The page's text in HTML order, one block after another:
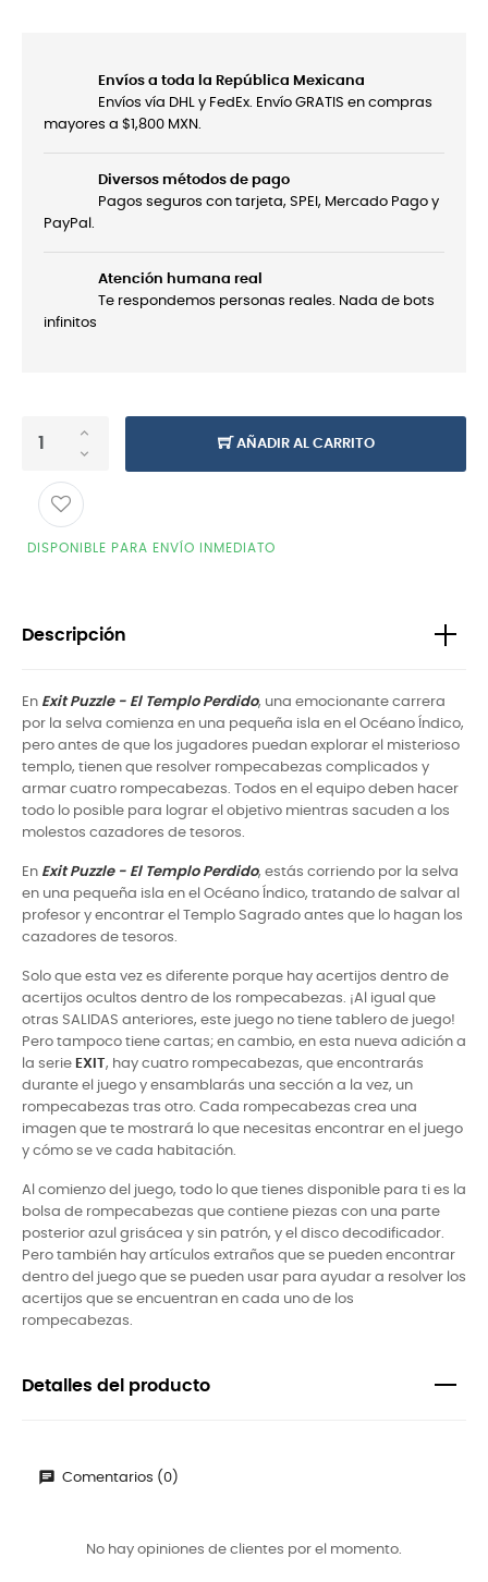
Envíos a toda la República Mexicana
Envíos vía DHL y FedEx. Envío GRATIS en compras
mayores a $1,800 MXN.
Diversos métodos de pago
Pagos seguros con tarjeta, SPEI, Mercado Pago y
PayPal.
Atención humana real
Te respondemos personas reales. Nada de bots
infinitos
AÑADIR AL CARRITO
DISPONIBLE PARA ENVÍO INMEDIATO
Descripción
En Exit Puzzle - El Templo Perdido, una emocionante carrera
por la selva comienza en una pequeña isla en el Océano Índico,
pero antes de que los jugadores puedan explorar el misterioso
templo, tienen que resolver rompecabezas complicados y
armar cuatro rompecabezas. Todos en el equipo deben hacer
todo lo posible para lograr el objetivo mientras sacuden a los
molestos cazadores de tesoros.
En Exit Puzzle - El Templo Perdido, estás corriendo por la selva
en una pequeña isla en el Océano Índico, tratando de salvar al
profesor y encontrar el Templo Sagrado antes que lo hagan los
cazadores de tesoros.
Solo que esta vez es diferente porque hay acertijos dentro de
acertijos ocultos dentro de los rompecabezas. ¡Al igual que
otras SALIDAS anteriores, este juego no tiene tablero de juego!
Pero tampoco tiene cartas; en cambio, en esta nueva adición a
la serie EXIT, hay cuatro rompecabezas, que encontrarás
durante el juego y ensamblarás una sección a la vez, un
rompecabezas tras otro. Cada rompecabezas crea una
imagen que te mostrará lo que necesitas encontrar en el juego
y cómo se ve cada habitación.
Al comienzo del juego, todo lo que tienes disponible para ti es la
bolsa de rompecabezas que contiene piezas con una parte
posterior azul grisácea y sin patrón, y el disco decodificador.
Pero también hay artículos extraños que se pueden encontrar
dentro del juego que se pueden usar para ayudar a resolver los
acertijos que se encuentran en cada uno de los
rompecabezas.
Detalles del producto
Comentarios (0)
No hay opiniones de clientes por el momento.